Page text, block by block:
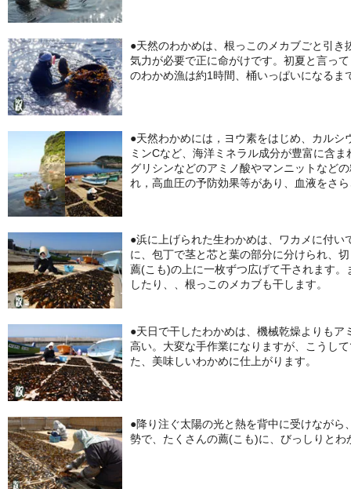
●天然のわかめは、根っこのメカブごと引
気力が必要で正に命がけです。初夏と言っ
のわかめ漁は約1時間、桶いっぱいになるま
●天然わかめには，ヨウ素をはじめ、カルシ
ミンCなど、海洋ミネラル成分が豊富に含
グリシンなどのアミノ酸やマンニットなど
れ，高血圧の予防効果等があり、血液をさ
●浜に上げられた生わかめは、ワカメに付い
に、包丁で茎と芯と葉の部分に分けられ、
薦(こも)の上に一枚ずつ広げて干されます
したり、、根っこのメカブも干します。
●天日で干したわかめは、機械乾燥よりも
高い。大変な手作業になりますが、こうし
た、美味しいわかめに仕上がります。
●降り注ぐ太陽の光と熱を背中に受けなが
勢で、たくさんの薦(こも)に、びっしりとわ